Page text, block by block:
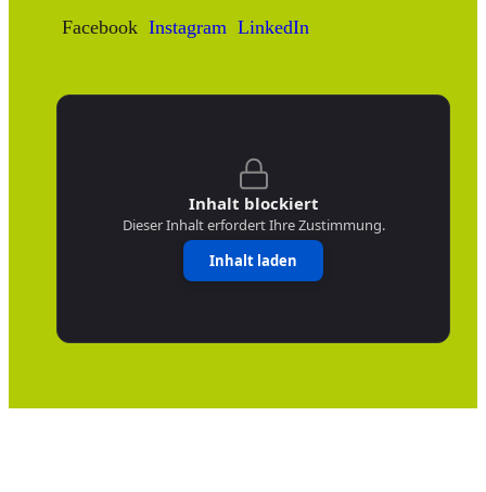
Facebook Instagram LinkedIn
Inhalt blockiert
Dieser Inhalt erfordert Ihre Zustimmung.
Inhalt laden